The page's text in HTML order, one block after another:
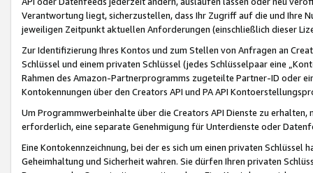
Verantwortung liegt, sicherzustellen, dass Ihr Zugriff auf die und Ihre
jeweiligen Zeitpunkt aktuellen Anforderungen (einschließlich dieser
Zur Identifizierung Ihres Kontos und zum Stellen von Anfragen an
Schlüssel und einem privaten Schlüssel (jedes Schlüsselpaar eine
Rahmen des Amazon-Partnerprogramms zugeteilte Partner-ID oder
Kontokennungen über den Creators API und PA API
Um Programmwerbeinhalte über die Creators API Dienste zu
erforderlich, eine separate Genehmigung für Unterdienste oder
Eine Kontokennzeichnung, bei der es sich um einen privaten
Geheimhaltung und Sicherheit wahren. Sie dürfen Ihren privaten